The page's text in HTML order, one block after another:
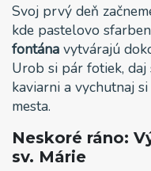
Svoj prvý deň
kde pastelovo
fontána vytvárajú
Urob si pár fotiek,
kaviarni a vychutnaj
mesta.
Neskoré ráno:
sv. Márie